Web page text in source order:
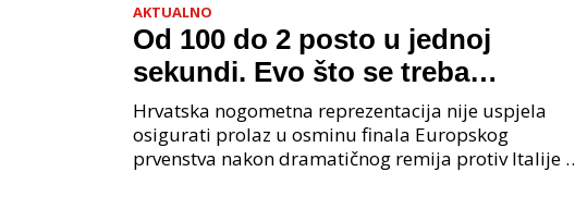
AKTUALNO
Od 100 do 2 posto u jednoj
sekundi. Evo što se treba
poklopiti da Hrvatska prođe dalje
na Euru
Hrvatska nogometna reprezentacija nije uspjela
osigurati prolaz u osminu finala Europskog
prvenstva nakon dramatičnog remija protiv Italije u